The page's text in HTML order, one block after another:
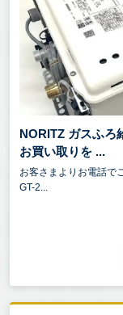
NORITZ ガスふろ
お買い取りを ...
お客さまよりお電話で
GT-2...